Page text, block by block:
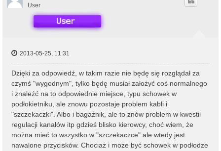
User
2013-05-25, 11:31
Dzięki za odpowiedź, w takim razie nie będę się rozglądał za
czymś "wygodnym", tylko będę musiał założyć coś normalnego
i znaleźć na to odpowiednie miejsce, typu schowek w
podłokietniku, ale znowu pozostaje problem kabli i
"szczekaczki". Albo i bagażnik, ale to znów problem w kwestii
regulacji kanałów itp gdzieś blisko kierowcy, choć wiem, że
można mieć to wszystko w "szczekaczce" ale wtedy jest
nawalone przycisków. Chociaż i może być schowek w podłodze